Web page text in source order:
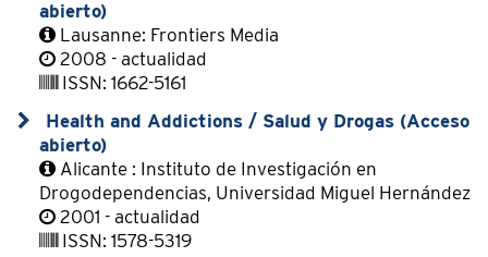
abierto)
Lausanne: Frontiers Media
2008 - actualidad
ISSN: 1662-5161
Health and Addictions / Salud y Drogas (Acceso
abierto)
Alicante : Instituto de Investigación en
Drogodependencias, Universidad Miguel Hernández
2001 - actualidad
ISSN: 1578-5319